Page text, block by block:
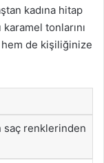
kadına hitap
tonlarını
de kişiliğinize
saç renklerinden